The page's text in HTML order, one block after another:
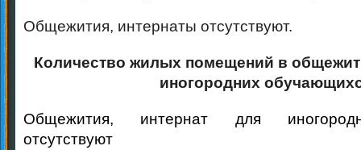
Общежития, интернаты отсутствуют.
Количество жилых помещений в
иногородних
Общежития, интернат для
отсутствуют